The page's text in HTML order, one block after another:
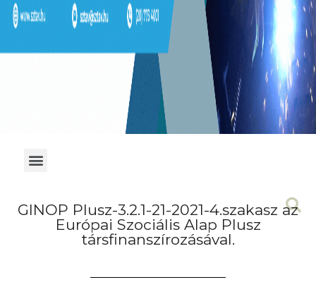
GINOP Plusz-3.2.1-21-2021-4.szakasz az
Európai Szociális Alap Plusz
társfinanszírozásával.